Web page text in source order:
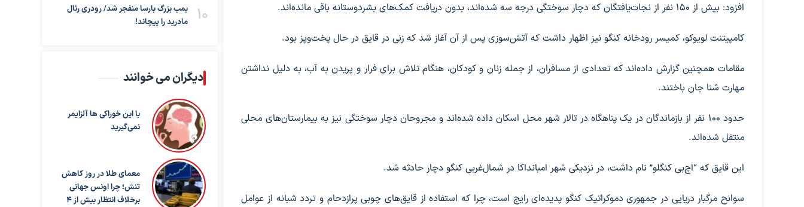
افزود: بیش از ۱۵۰ نفر از نجات‌یافتگان که دچار سوختگی درجه سه شده‌اند، بدون دریافت کمک‌های بشردوستانه باقی مانده‌اند.
کامپیتنت لویوکو، کمیسر رودخانه کنگو نیز اظهار داشت که آتش‌سوزی پس از آن آغاز شد که زنی در قایق در حال پخت‌وپز بود.
مقامات همچنین گزارش داده‌اند که تعدادی از مسافران، از جمله زنان و کودکان، هنگام تلاش برای فرار و پریدن به آب، به دلیل نداشتن
مهارت شنا جان باختند.
حدود ۱۰۰ نفر از بازماندگان در یک پناهگاه در تالار شهر محل اسکان داده شده‌اند و مجروحان دچار سوختگی نیز به بیمارستان‌های محلی
منتقل شده‌اند.
این قایق که “اچ‌بی کنگلو” نام داشت، در نزدیکی شهر امبانداکا در شمال‌غربی کنگو دچار حادثه شد.
سوانح مرگبار دریایی در جمهوری دموکراتیک کنگو پدیده‌ای رایج است، چرا که استفاده از قایق‌های چوبی پرازدحام و تردد شبانه از عوامل
بمب بزرگ بارسا منفجر شد/ رودری رئال
مادرید را پیچاند!
دیگران می خوانند
با این خوراکی ها آلزایمر
نمی‌گیرید
معمای طلا در روز کاهش
تنش؛ چرا اونس جهانی
برخلاف انتظار بیش از ۴